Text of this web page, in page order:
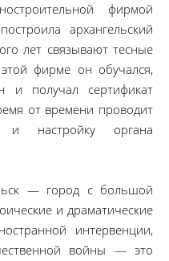
фирмой
архангельский
лет связывают тесные
фирме он обучался,
и получал сертификат
от времени проводит
и настройку органа
— город с большой
и драматические
интервенции,
войны — это